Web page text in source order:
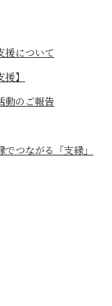
援について
】
動のご報告
つながる「支縁」